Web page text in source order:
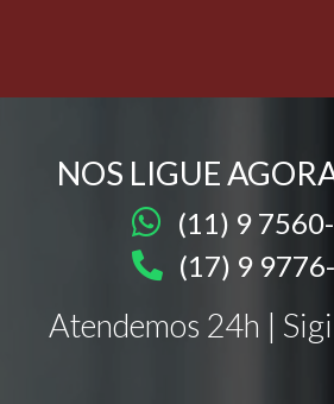
NOS LIGUE
(11) 9
(17) 9
Atendemos 24h |